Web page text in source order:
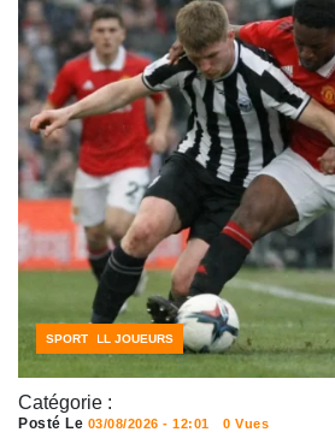
Catégorie :
FOOTBALL JOUEURS
SPORT
Posté Le 03/08/2026 - 12:01 0 Vues